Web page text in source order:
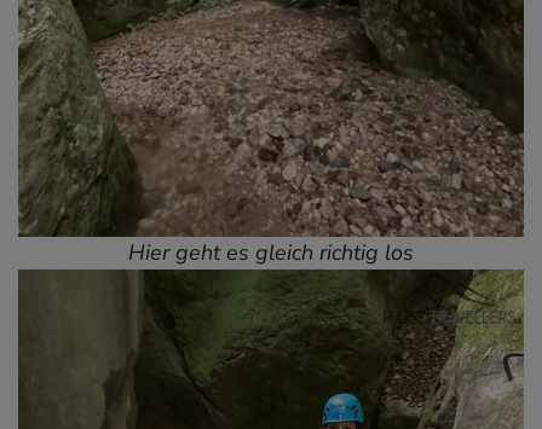
Hier geht es gleich richtig los